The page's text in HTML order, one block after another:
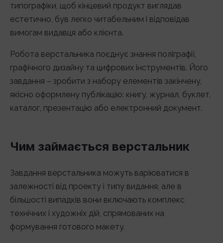
типографіки, щоб кінцевий продукт виглядав
естетично, був легко читабельним і відповідав
вимогам видавця або клієнта.
Робота верстальника поєднує знання поліграфії,
графічного дизайну та цифрових інструментів. Його
завдання – зробити з набору елементів закінчену,
якісно оформлену публікацію: книгу, журнал, буклет,
каталог, презентацію або електронний документ.
Чим займається верстальник
Завдання верстальника можуть варіюватися в
залежності від проекту і типу видання, але в
більшості випадків вони включають комплекс
технічних і художніх дій, спрямованих на
формування готового макету.